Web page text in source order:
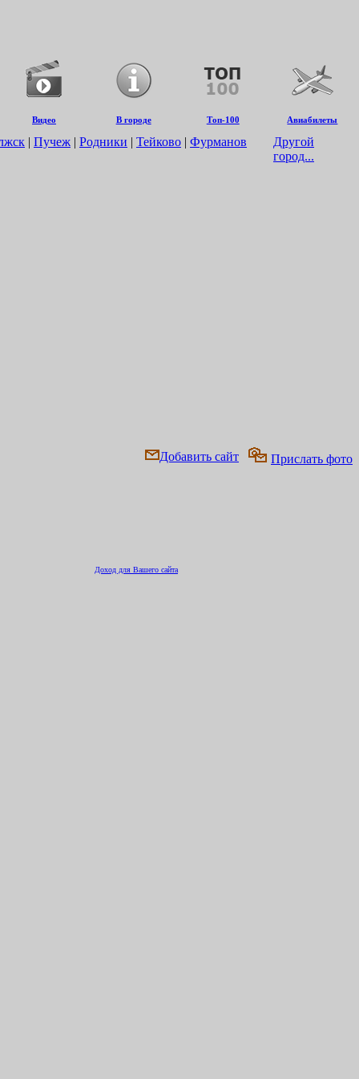
Видео В городе Топ-100 Авиабилеты
| Пучеж | Родники | Тейково | Фурманов
Другой
город...
Прислать фото
Добавить сайт
Доход для Вашего сайта